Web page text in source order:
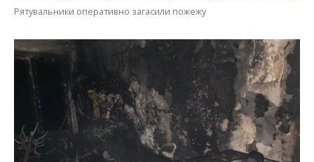
Рятувальники оперативно загасили пожежу